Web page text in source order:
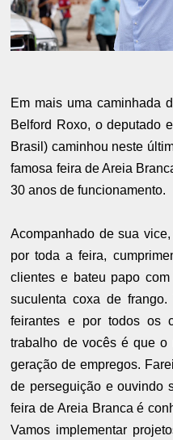
Em mais uma caminhada
Belford Roxo, o deputado
Brasil) caminhou neste
famosa feira de Areia
30 anos de funcionamento.
Acompanhado de sua
por toda a feira,
clientes e bateu papo
suculenta coxa de frango.
feirantes e por todos os
trabalho de vocês é que o
geração de empregos.
de perseguição e ouvindo
feira de Areia Branca é
Vamos implementar